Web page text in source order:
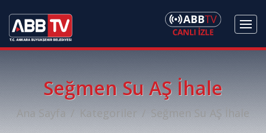
Seğmen Su AŞ İhale
Ana Sayfa Kategoriler Seğmen Su AŞ İhale